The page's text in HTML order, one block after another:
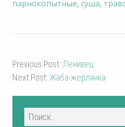
парнокопытные, суша,
Previous Post: Ленивец
Next Post: Жаба-жерлянка